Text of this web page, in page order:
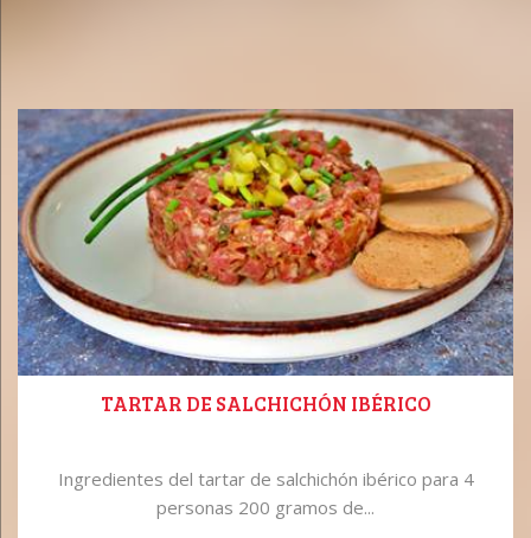
TARTAR DE SALCHICHÓN IBÉRICO
Ingredientes del tartar de salchichón ibérico para 4
personas 200 gramos de...